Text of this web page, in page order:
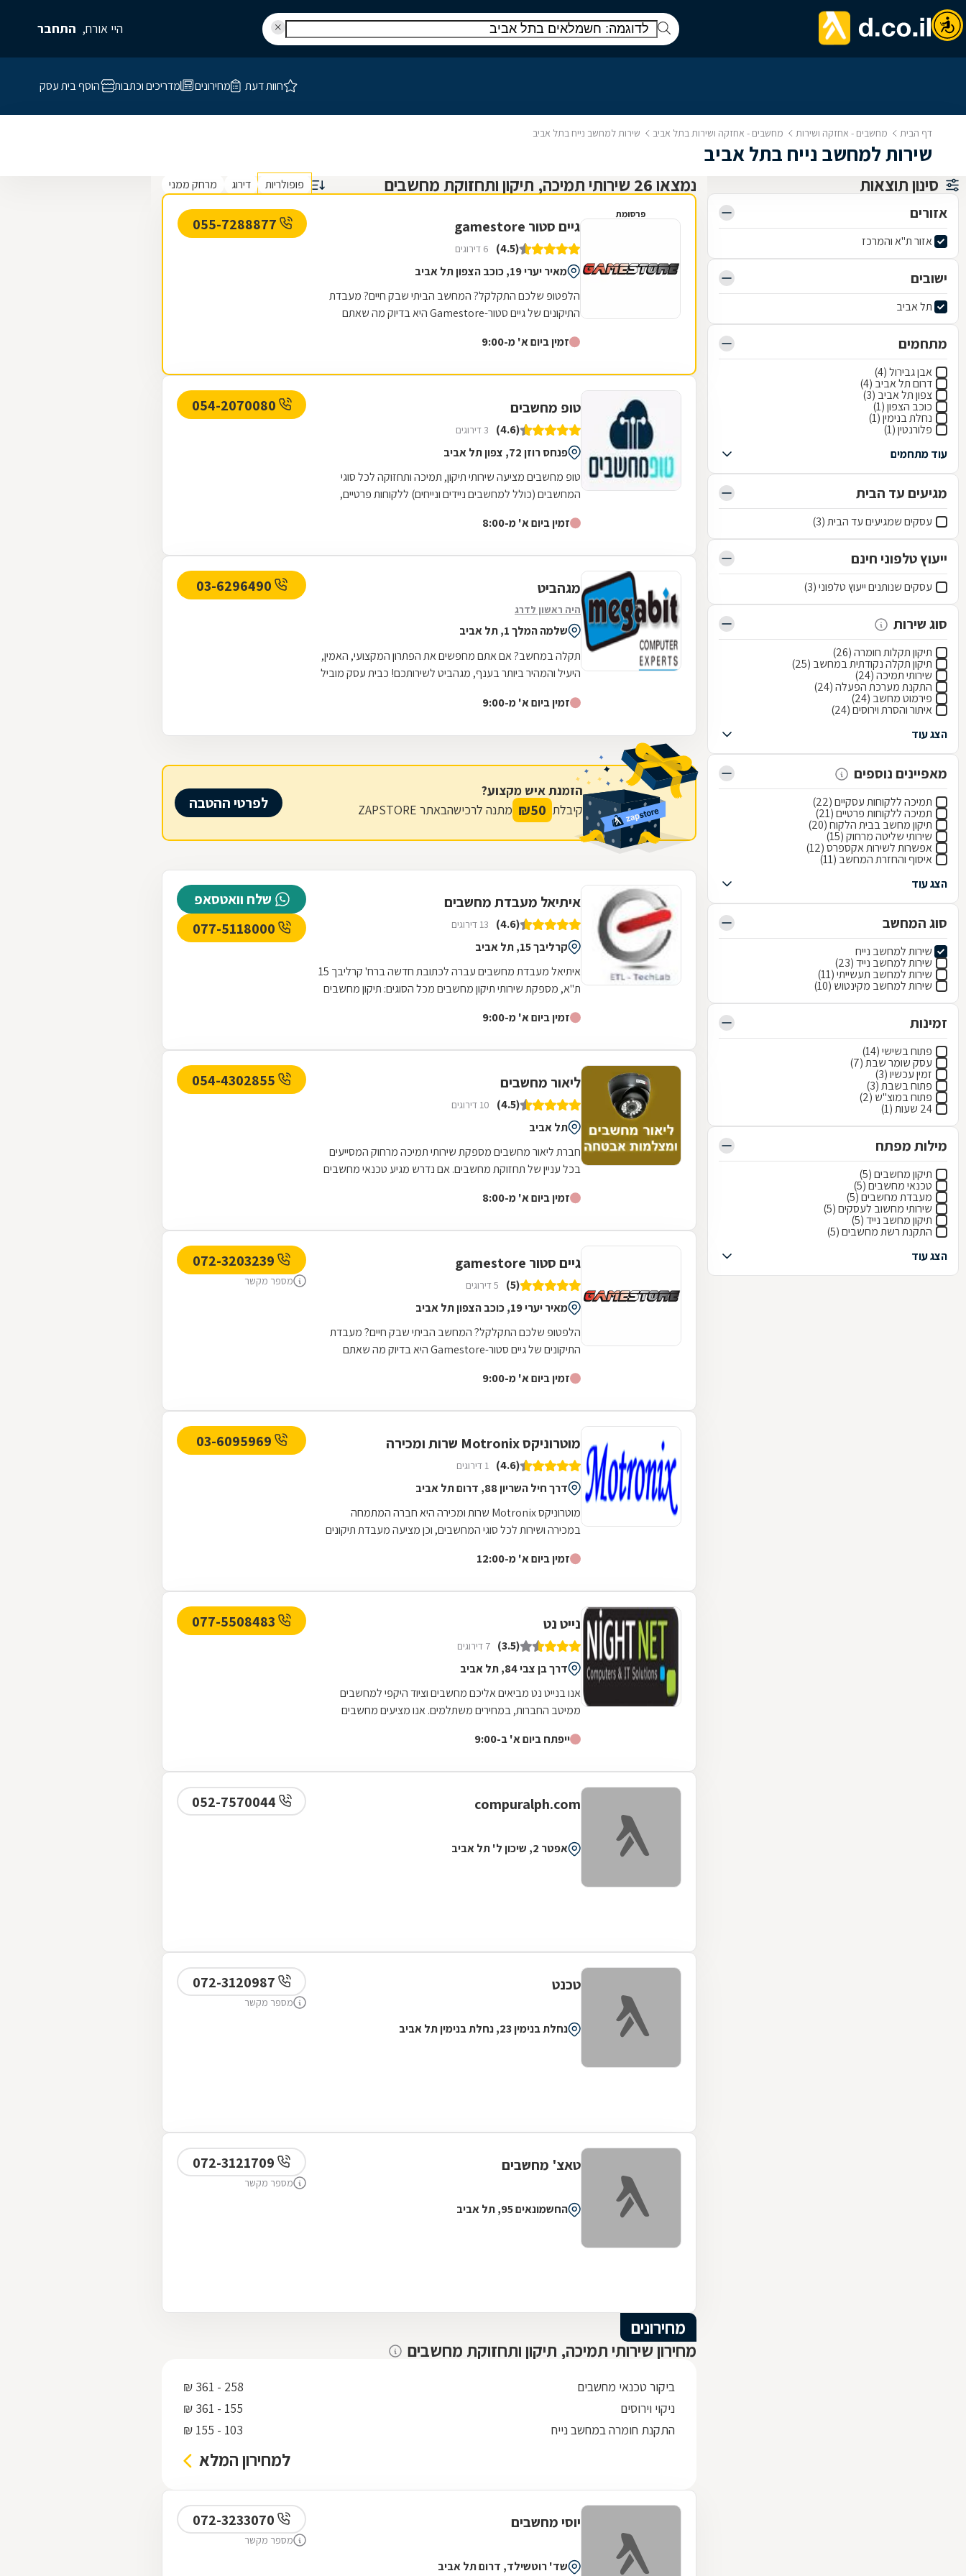
היי אורח, התחבר
חוות דעת מחירונים מדריכים וכתבות הוסף בית עסק
דף הבית מחשבים - אחזקה ושירות מחשבים - אחזקה ושירות בתל אביב שירות למחשב נייח בתל אביב
שירות למחשב נייח בתל אביב
סינון תוצאות
אזורים
אזור ת"א והמרכז
ישובים
תל אביב
מתחמים
אבן גבירול (4)
דרום תל אביב (4)
צפון תל אביב (3)
כוכב הצפון (1)
נחלת בנימין (1)
פלורנטין (1)
עוד מתחמים
מגיעים עד הבית
עסקים שמגיעים עד הבית (3)
ייעוץ טלפוני חינם
עסקים שנותנים ייעוץ טלפוני (3)
סוג שירות
תיקון תקלות חומרה (26)
תיקון תקלה נקודתית במחשב (25)
שירותי תמיכה (24)
התקנת מערכת הפעלה (24)
פירמוט מחשב (24)
איתור והסרת וירוסים (24)
הצג עוד
מאפיינים נוספים
תמיכה ללקוחות עסקיים (22)
תמיכה ללקוחות פרטיים (21)
תיקון מחשב בבית הלקוח (20)
שירותי שליטה מרחוק (15)
אפשרות לשירות אקספרס (12)
איסוף והחזרת המחשב (11)
הצג עוד
סוג המחשב
שירות למחשב נייח
שירות למחשב נייד (23)
שירות למחשב תעשייתי (11)
שירות למחשב מקינטוש (10)
זמינות
פתוח בשישי (14)
עסק שומר שבת (7)
זמין עכשיו (3)
פתוח בשבת (3)
פתוח במוצ"ש (2)
24 שעות (1)
מילות מפתח
תיקון מחשבים (5)
טכנאי מחשבים (5)
מעבדת מחשבים (5)
שירותי מחשוב לעסקים (5)
תיקון מחשב נייד (5)
התקנת רשת מחשבים (5)
הצג עוד
נמצאו 26 שירותי תמיכה, תיקון ותחזוקת מחשבים פופולריות דירוג מרחק ממני
פרסומת
גיים סטור gamestore
(4.5) 6 דירוגים
מאיר יערי 19, כוכב הצפון תל אביב
הלפטופ שלכם התקלקל? המחשב הביתי שבק חיים? מעבדת
התיקונים של גיים סטור-Gamestore היא בדיוק מה שאתם
זמין ביום א' מ-9:00
טופ מחשבים
(4.6) 3 דירוגים
פנחס רוזן 72, צפון תל אביב
טופ מחשבים מציעה שירותי תיקון, תמיכה ותחזוקה לכל סוגי
המחשבים (כולל למחשבים ניידים ונייחים) ללקוחות פרטיים,
זמין ביום א' מ-8:00
מגהביט
היה ראשון לדרג
שלמה המלך 1, תל אביב
תקלה במחשב? אם אתם מחפשים את הפתרון המקצועי, האמין,
היעיל והמהיר ביותר בענף, מגהביט לשירותכם! כבית עסק מוביל
זמין ביום א' מ-9:00
הזמנת איש מקצוע?
קיבלת 50
₪ מתנה לרכישהבאתר ZAPSTORE לפרטי ההטבה
איתיאל מעבדת מחשבים
(4.6) 13 דירוגים
קרליבך 15, תל אביב
איתיאל מעבדת מחשבים עברה לכתובת חדשה ברח' קרליבך 15
ת"א, מספקת שירותי תיקון מחשבים מכל הסוגים: תיקון מחשבים
זמין ביום א' מ-9:00
שלח וואטסאפ
ליאור מחשבים
(4.5) 10 דירוגים
תל אביב
חברת ליאור מחשבים מספקת שירותי תמיכה מרחוק המסייעים
בכל עניין של תחזוקת מחשבים. אם נדרש מגיע טכנאי מחשבים
זמין ביום א' מ-8:00
גיים סטור gamestore
(5) 5 דירוגים
מאיר יערי 19, כוכב הצפון תל אביב
הלפטופ שלכם התקלקל? המחשב הביתי שבק חיים? מעבדת
התיקונים של גיים סטור-Gamestore היא בדיוק מה שאתם
זמין ביום א' מ-9:00
מספר מקשר
מוטרוניקס Motronix שרות ומכירה
(4.6) 1 דירוגים
דרך חיל השריון 88, דרום תל אביב
מוטרוניקס Motronix שרות ומכירה היא חברה המתמחה
במכירה ושירות לכל סוגי המחשבים, וכן מציעה מעבדת תיקונים
זמין ביום א' מ-12:00
נייט נט
(3.5) 7 דירוגים
דרך בן צבי 84, תל אביב
אנו בנייט נט מביאים אליכם מחשבים וציוד היקפי למחשבים
ממיטב החברות, במחירים משתלמים. אנו מציעים מחשבים
ייפתח ביום א' ב-9:00
compuralph.com
אפטר 2, שיכון ל' תל אביב
טכנט
נחלת בנימין 23, נחלת בנימין תל אביב
מספר מקשר
טאצ' מחשבים
החשמונאים 95, תל אביב
מספר מקשר
מחירונים
מחירון שירותי תמיכה, תיקון ותחזוקת מחשבים
ביקור טכנאי מחשבים
258 - 361 ₪
ניקוי וירוסים
155 - 361 ₪
התקנת חומרה במחשב נייח
103 - 155 ₪
למחירון המלא
יוסי מחשבים
שד' רוטשילד, דרום תל אביב
מספר מקשר